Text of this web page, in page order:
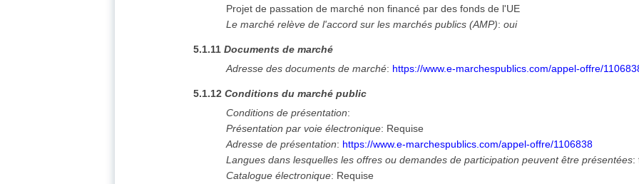
Projet de passation de marché non financé par des fonds de l'UE
Le marché relève de l'accord sur les marchés publics (AMP):oui
5.1.11Documents de marché
Adresse des documents de marché: https://www.e-marchespublics.com/appel-offre/
5.1.12Conditions du marché public
Conditions de présentation:
Présentation par voie électronique: Requise
Adresse de présentation: https://www.e-marchespublics.com/appel-offre/1106838
Langues dans lesquelles les offres ou demandes de participation peuvent être présentées:
Catalogue électronique: Requise